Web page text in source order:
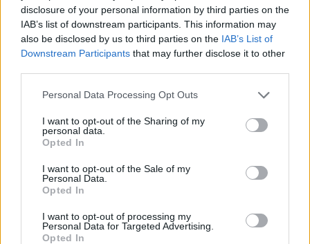
disclosure of your personal information by third parties on the
IAB’s list of downstream participants. This information may
also be disclosed by us to third parties on the IAB’s List of
Downstream Participants that may further disclose it to other
Personal Data Processing Opt Outs
I want to opt-out of the Sharing of my
personal data.
Opted In
I want to opt-out of the Sale of my
Personal Data.
Opted In
I want to opt-out of processing my
Personal Data for Targeted Advertising.
Opted In
ΕΙΔΗΣΕΙΣ 06 Αυγούστου 2026 20:01
ΕΟΔΥ: Σε χαμηλά επίπεδα COVID-19, γρίπη και RSV
ΕΙΔΗΣΕΙΣ 06 Αυγούστου 2026 19:30
Σαμοθράκη: Αγωνιώδης επιχείρηση διάσωσης
Γριά Βάθρα